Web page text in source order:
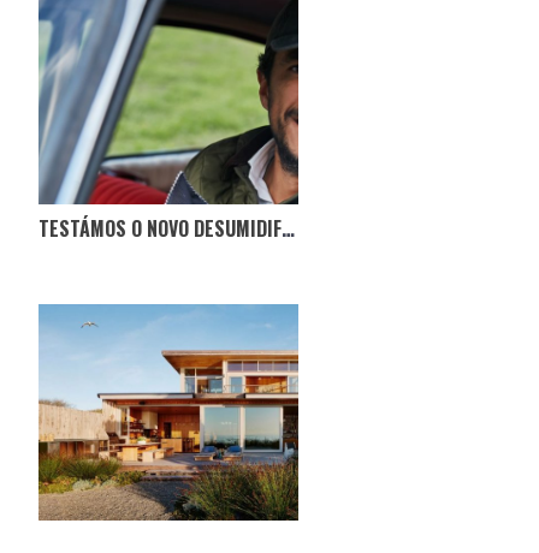
TESTÁMOS O NOVO DESUMIDIFICADOR NO CITROËN BOCA DE SAPO